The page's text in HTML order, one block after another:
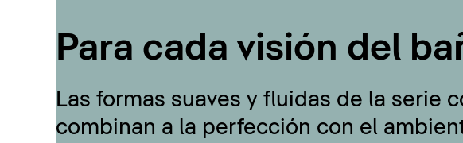
Para cada visión del
Las formas suaves y fluidas de la serie
combinan a la perfección con el